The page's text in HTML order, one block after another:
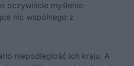
oczywiście myślenie
nic wspólnego z
niepodległość ich kraju. A